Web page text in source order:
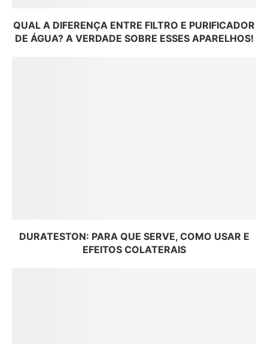
QUAL A DIFERENÇA ENTRE FILTRO E PURIFICADOR
DE ÁGUA? A VERDADE SOBRE ESSES APARELHOS!
DURATESTON: PARA QUE SERVE, COMO USAR E
EFEITOS COLATERAIS